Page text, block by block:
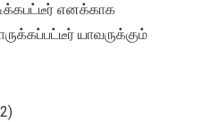
எனக்காக
யாவருக்கும்